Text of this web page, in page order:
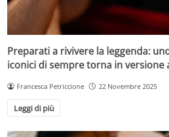
Preparati a rivivere la leggenda:
iconici di sempre torna in versione
Francesca Petriccione 22 Novembre 2025
Leggi di più